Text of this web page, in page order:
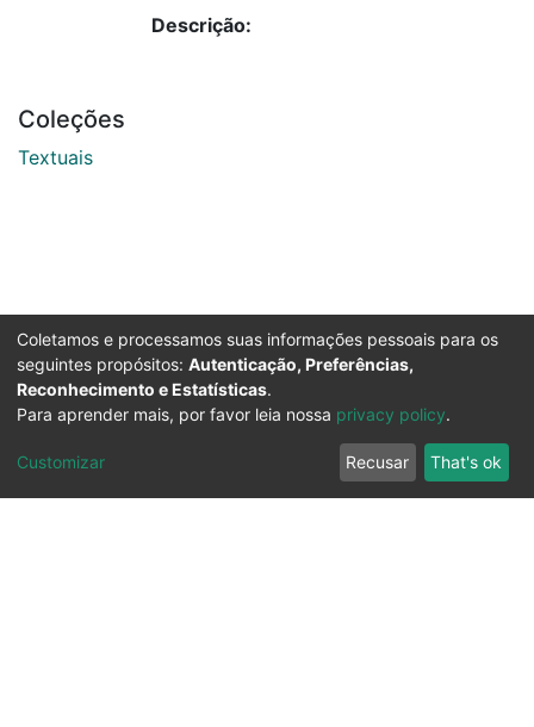
Descrição:
Coleções
Textuais
Coletamos e processamos suas informações pessoais para os
seguintes propósitos: Autenticação, Preferências,
Reconhecimento e Estatísticas.
Para aprender mais, por favor leia nossa privacy policy.
Customizar Recusar That's ok